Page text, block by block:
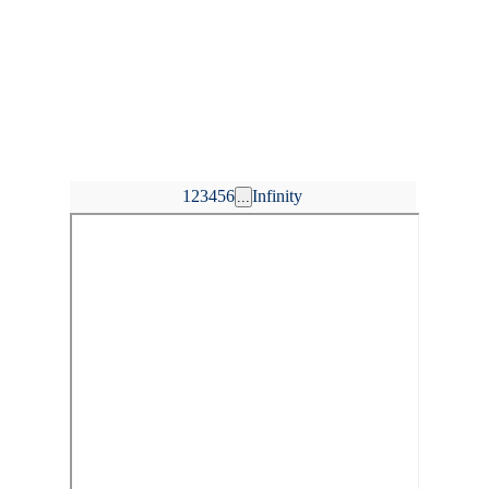
1 23456 Infinity